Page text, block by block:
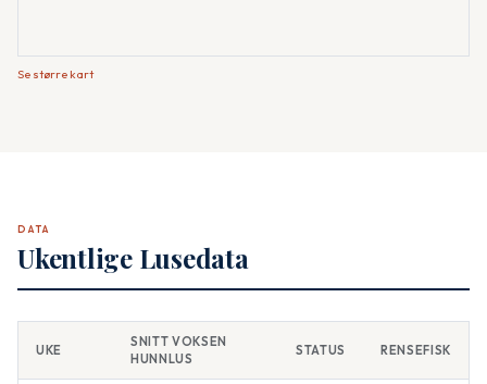
Se større kart
DATA
Ukentlige Lusedata
UKE
SNITT VOKSEN
HUNNLUS
STATUS RENSEFISK